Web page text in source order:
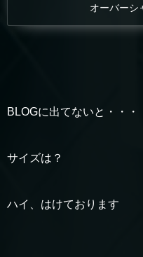
オーバーシ
BLOGに出てないと・・・
サイズは？
ハイ、はけております